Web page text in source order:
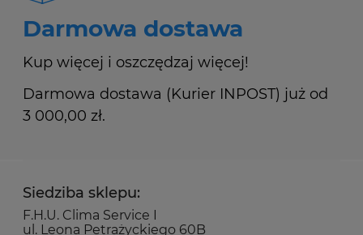
Darmowa dostawa
Kup więcej i oszczędzaj więcej!
Darmowa dostawa (Kurier INPOST) już od
3 000,00 zł.
Siedziba sklepu:
F.H.U. Clima Service I
ul. Leona Petrażyckiego 60B